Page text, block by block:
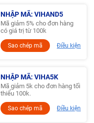
NHẬP MÃ: VIHAND5
Mã giảm 5% cho đơn hàng
có giá trị từ 100k
Sao chép mã Điều kiện
NHẬP MÃ: VIHA5K
Mã giảm 5k cho đơn hàng tối
thiểu 100k.
Sao chép mã Điều kiện